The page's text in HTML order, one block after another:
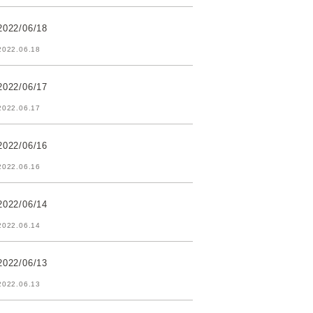
06/18
06/17
06/16
06/14
06/13